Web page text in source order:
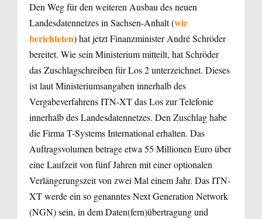
Den Weg für den weiteren Ausbau des neuen
Landesdatennetzes in Sachsen-Anhalt (wir
berichteten) hat jetzt Finanzminister André Schröder
bereitet. Wie sein Ministerium mitteilt, hat Schröder
das Zuschlagschreiben für Los 2 unterzeichnet. Dieses
ist laut Ministeriumsangaben innerhalb des
Vergabeverfahrens ITN-XT das Los zur Telefonie
innerhalb des Landesdatennetzes. Den Zuschlag habe
die Firma T-Systems International erhalten. Das
Auftragsvolumen betrage etwa 55 Millionen Euro über
eine Laufzeit von fünf Jahren mit einer optionalen
Verlängerungszeit von zwei Mal einem Jahr. Das ITN-
XT werde ein so genanntes Next Generation Network
(NGN) sein, in dem Daten(fern)übertragung und